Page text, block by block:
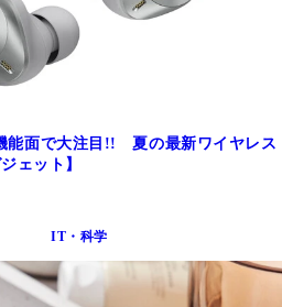
能面で大注目!! 夏の最新ワイヤレス
ェット】
IT・科学